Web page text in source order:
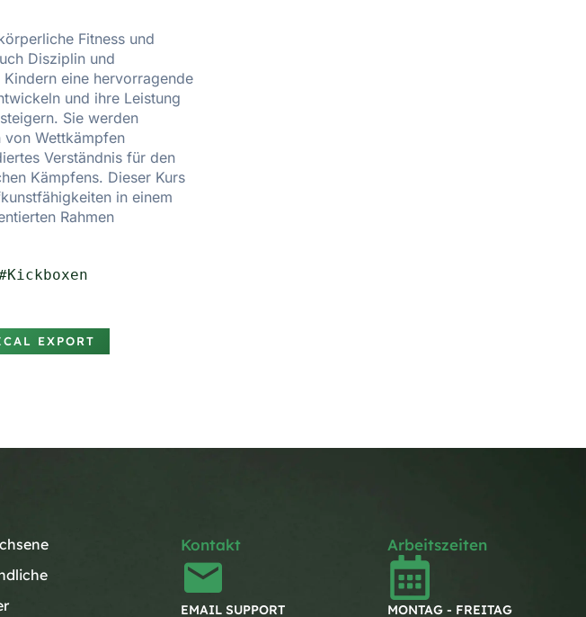
Fitness und
Disziplin und
eine hervorragende
und ihre Leistung
Sie werden
von Wettkämpfen
Verständnis für den
Kämpfens. Dieser Kurs
in einem
Rahmen
EXPORT
Kontakt
EMAIL SUPPORT
Arbeitszeiten
MONTAG - FREITAG